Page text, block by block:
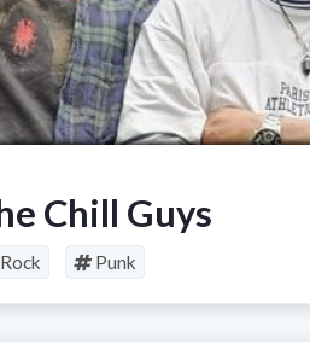
Chill Guys
Rock Punk